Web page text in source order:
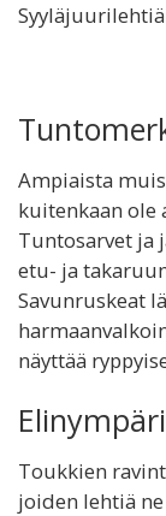
Ampiaista
kuitenkaan ole
Tuntosarvet ja
etu- ja
Savunruskeat
näyttää
Toukkien
joiden lehtiä